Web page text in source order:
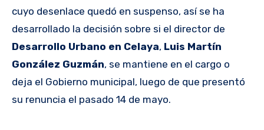
cuyo desenlace quedó en suspenso, así se ha
desarrollado la decisión sobre si el director de
Desarrollo Urbano en Celaya, Luis Martín
González Guzmán, se mantiene en el cargo o
deja el Gobierno municipal, luego de que presentó
su renuncia el pasado 14 de mayo.